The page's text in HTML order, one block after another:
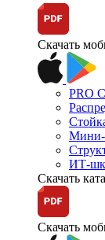
Скачать
PRO
Мини-
ИТ-
Скачать
Скачать